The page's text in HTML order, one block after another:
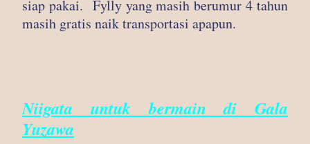
siap pakai. Fylly yang masih berumur 4 tahun
masih gratis naik transportasi apapun.
Niigata untuk bermain di Gala
Yuzawa